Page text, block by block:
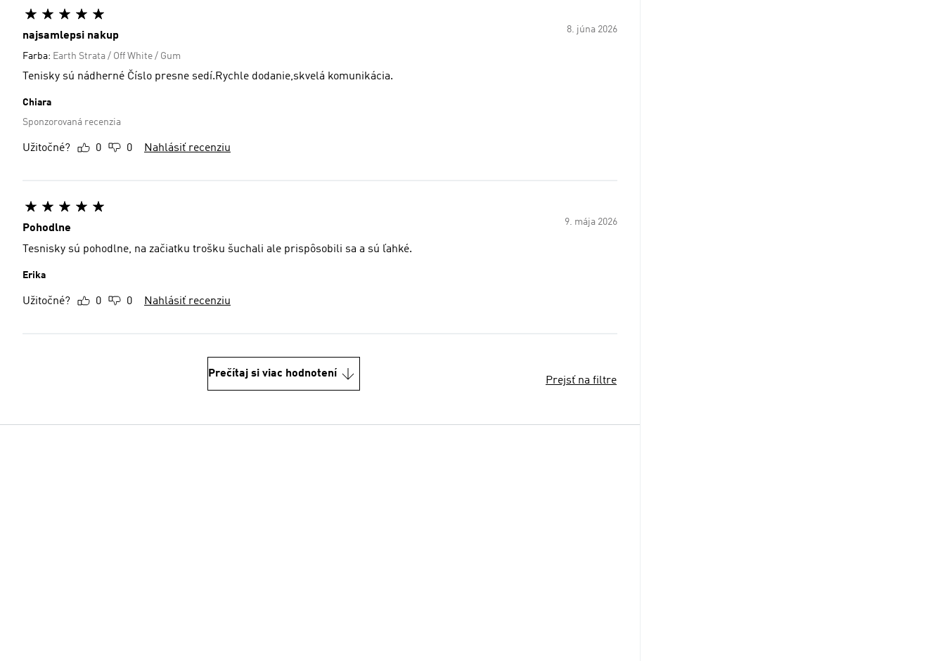
8. júna 2026
najsamlepsi nakup
Farba: Earth Strata / Off White / Gum
Tenisky sú nádherné Číslo presne sedí.Rychle dodanie,skvelá komunikácia.
Chiara
Sponzorovaná recenzia
Užitočné? 0 0 Nahlásiť recenziu
9. mája 2026
Pohodlne
Tesnisky sú pohodlne, na začiatku trošku šuchali ale prispôsobili sa a sú ľahké.
Erika
Užitočné? 0 0 Nahlásiť recenziu
Prečítaj si viac hodnotení
Prejsť na filtre